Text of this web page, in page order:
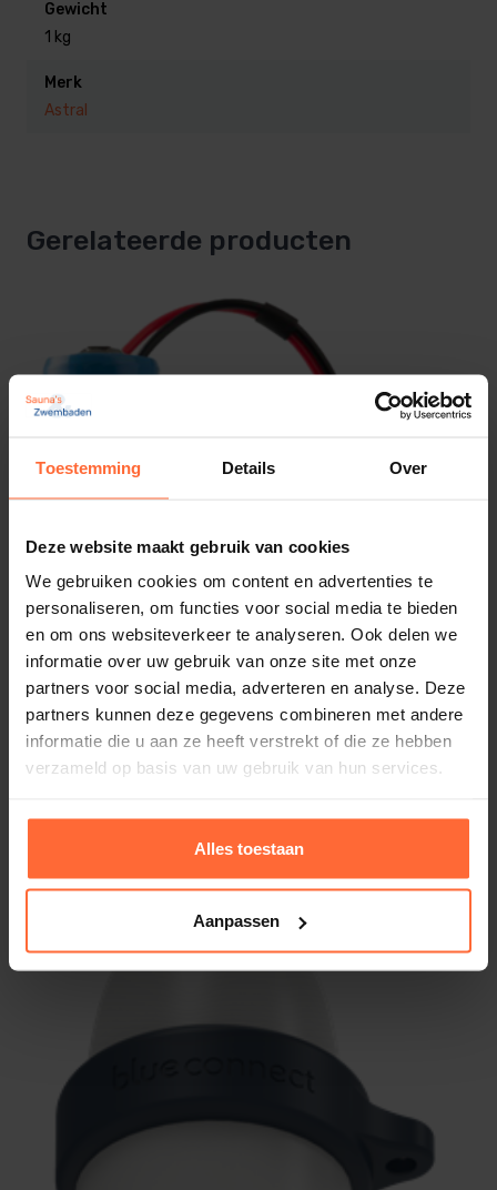
Toestemming Details Over
Deze website maakt gebruik van cookies
We gebruiken cookies om content en advertenties te
personaliseren, om functies voor social media te bieden
en om ons websiteverkeer te analyseren. Ook delen we
informatie over uw gebruik van onze site met onze
partners voor social media, adverteren en analyse. Deze
partners kunnen deze gegevens combineren met andere
informatie die u aan ze heeft verstrekt of die ze hebben
verzameld op basis van uw gebruik van hun services.
Alles toestaan
Aanpassen
Gewicht
1 kg
Merk
Astral
Gerelateerde producten
17,80